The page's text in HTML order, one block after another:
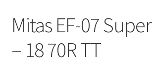
Mitas EF-07
– 18 70R TT